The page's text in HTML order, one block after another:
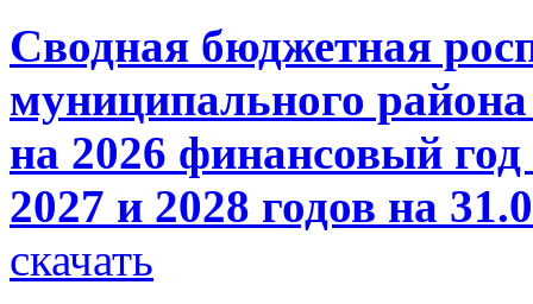
Сводная бюджетная
муниципального
на 2026 финансовый
2027 и 2028 годов на
скачать